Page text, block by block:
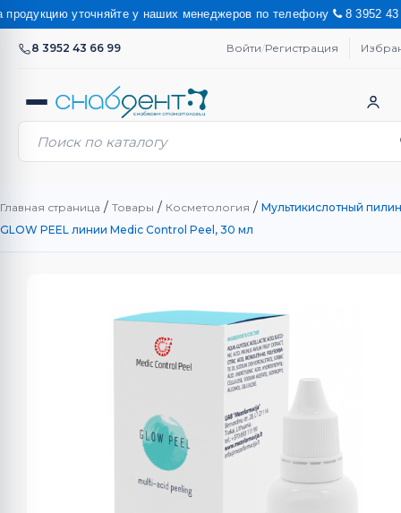
уточняйте у наших менеджеров по телефону 8 3952 43 66
8 3952 43 66 99 Войти/Регистрация
Главная страница / Товары / Косметология / Мультикислотный
GLOW PEEL линии Medic Control Peel, 30 мл